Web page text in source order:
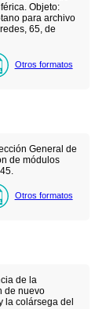
Objeto:
para archivo
65, de
Otros formatos
General de
de módulos
Otros formatos
de la
de nuevo
la colársega del